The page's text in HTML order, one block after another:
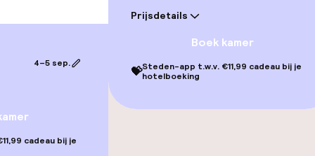
4–5 sep.
cadeau bij je
Prijsdetails
Boek kamer
💝Steden-app t.w.v. €11,99 cadeau bij je
hotelboeking